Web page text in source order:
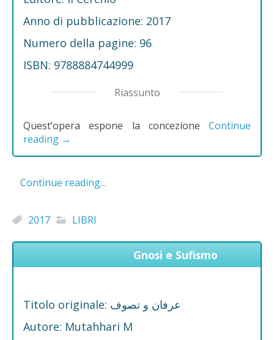
Anno di pubblicazione: 2017
Numero della pagine: 96
ISBN: 9788884744999
Riassunto
Quest’opera espone la concezione Continue
reading →
Continue reading...
2017 LIBRI
Gnosi e Sufismo
Titolo originale: عرفان و تصوف
Autore: Mutahhari M